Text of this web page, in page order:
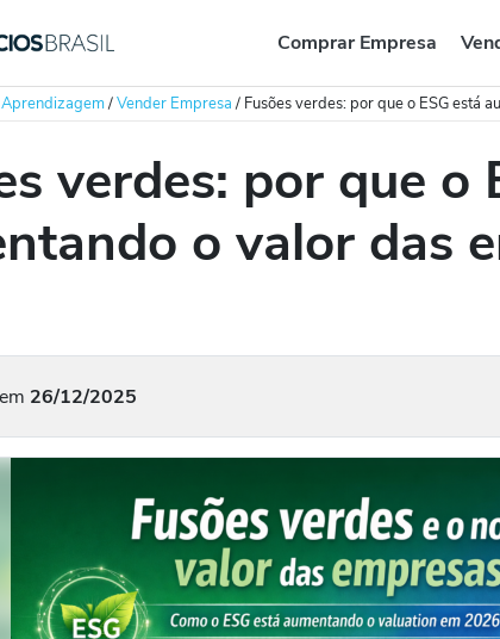
Comprar Empresa
/Vender Empresa/ Fusões verdes: por que o ESG está
verdes: por que o
o valor das
26/12/2025